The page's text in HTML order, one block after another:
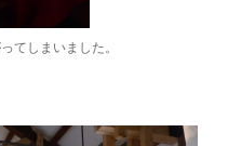
てしまいました。